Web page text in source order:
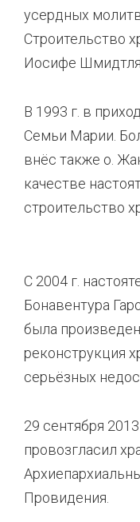
усердных
Строительство
Иосифе
В 1993 г. в
Семьи Марии.
внёс также о.
качестве
строительство
С 2004 г.
Бонавентура
была
реконструкция
серьёзных
29 сентября
провозгласил
Провидения.